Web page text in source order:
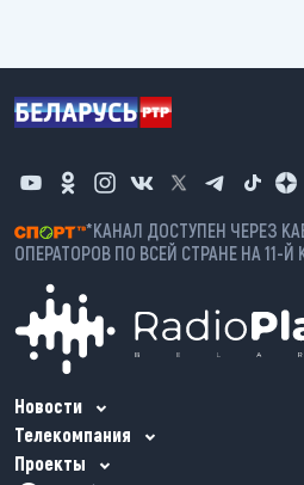
*КАНАЛ ДОСТУПЕН ЧЕРЕЗ
ОПЕРАТОРОВ ПО ВСЕЙ СТРАНЕ НА 11-Й
Новости
Телекомпания
Проекты